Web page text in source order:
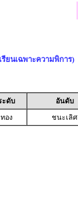
ยนเฉพาะความพิการ)
ะดับ อันดับ
ทอง ชนะเลิศ